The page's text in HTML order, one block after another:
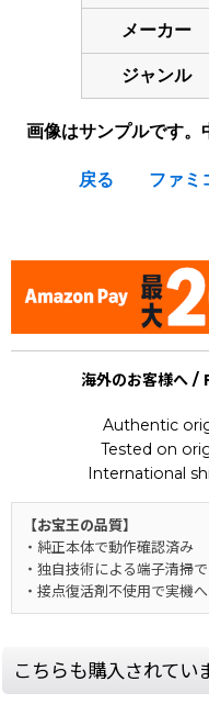
メーカー
ジャンル
画像はサンプルです。
戻る ファミ
海外のお客様へ
Authentic
Tested on
International
【お宝王の品質】
・純正本体で動作確認済み
・独自技術による端子清掃
・接点復活剤不使用で実機
こちらも購入されてい